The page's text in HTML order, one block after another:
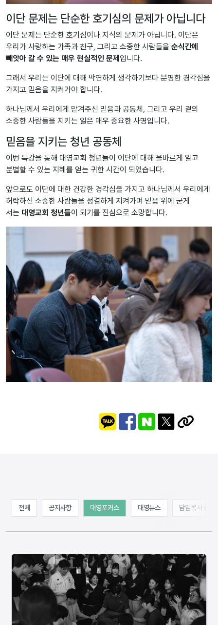
이단 문제는 단순한 호기심의 문제가 아닙니다
이단 문제는 단순한 호기심이나 지식의 문제가 아닙니다. 이단은
우리가 사랑하는 가족과 친구, 그리고 소중한 사람들을 순식간에
빼앗아 갈 수 있는 매우 현실적인 문제 입니다.
그래서 우리는 이단에 대해 막연하게 생각하기보다 분명한 경각심을
가지고 믿음을 지켜가야 합니다.
하나님께서 우리에게 맡겨주신 믿음과 공동체, 그리고 우리 곁의
소중한 사람들을 지키는 일은 매우 중요한 사명입니다.
믿음을 지키는 청년 공동체
이번 특강을 통해 대영교회 청년들이 이단에 대해 올바르게 알고
분별할 수 있는 지혜를 얻는 귀한 시간이 되었습니다.
앞으로도 이단에 대한 건강한 경각심을 가지고 하나님께서 우리에게
허락하신 소중한 사람들을 정결하게 지켜가며 믿음 위에 굳게
서는 대영교회 청년들이 되기를 진심으로 소망합니다.
전체 공지사항 대영포커스 대영뉴스 담임목사 칼럼